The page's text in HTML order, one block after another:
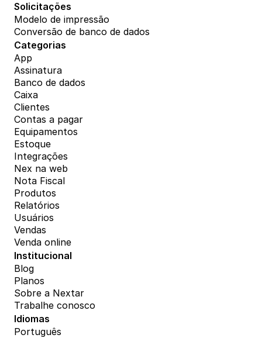
Solicitações
Modelo de impressão
Conversão de banco de dados
Categorias
App
Assinatura
Banco de dados
Caixa
Clientes
Contas a pagar
Equipamentos
Estoque
Integrações
Nex na web
Nota Fiscal
Produtos
Relatórios
Usuários
Vendas
Venda online
Institucional
Blog
Planos
Sobre a Nextar
Trabalhe conosco
Idiomas
Português